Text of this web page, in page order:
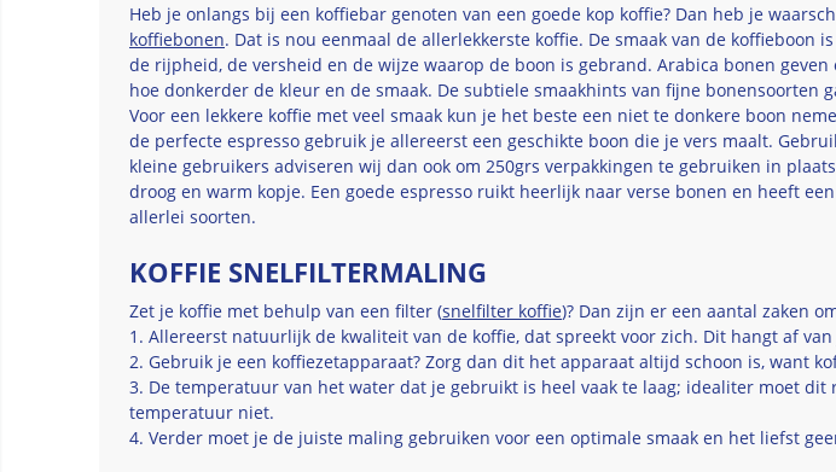
Heb je onlangs bij een koffiebar genoten van een goede kop koffie? Dan heb je
koffiebonen. Dat is nou eenmaal de allerlekkerste koffie. De smaak van de koffieboon
de rijpheid, de versheid en de wijze waarop de boon is gebrand. Arabica bonen
hoe donkerder de kleur en de smaak. De subtiele smaakhints van fijne bonensoorten
Voor een lekkere koffie met veel smaak kun je het beste een niet te donkere boon
de perfecte espresso gebruik je allereerst een geschikte boon die je vers maalt.
kleine gebruikers adviseren wij dan ook om 250grs verpakkingen te gebruiken in
droog en warm kopje. Een goede espresso ruikt heerlijk naar verse bonen en heeft
allerlei soorten.
KOFFIE SNELFILTERMALING
Zet je koffie met behulp van een filter (snelfilter koffie)? Dan zijn er een aantal zaken
1. Allereerst natuurlijk de kwaliteit van de koffie, dat spreekt voor zich. Dit hangt af
2. Gebruik je een koffiezetapparaat? Zorg dan dit het apparaat altijd schoon is, want
3. De temperatuur van het water dat je gebruikt is heel vaak te laag; idealiter moet
temperatuur niet.
4. Verder moet je de juiste maling gebruiken voor een optimale smaak en het liefst